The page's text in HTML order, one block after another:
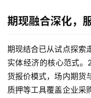
期现融合深化，
期现结合已从试点探索
实体经济的核心范式
货报价模式，场内期货
质押等工具覆盖企业采